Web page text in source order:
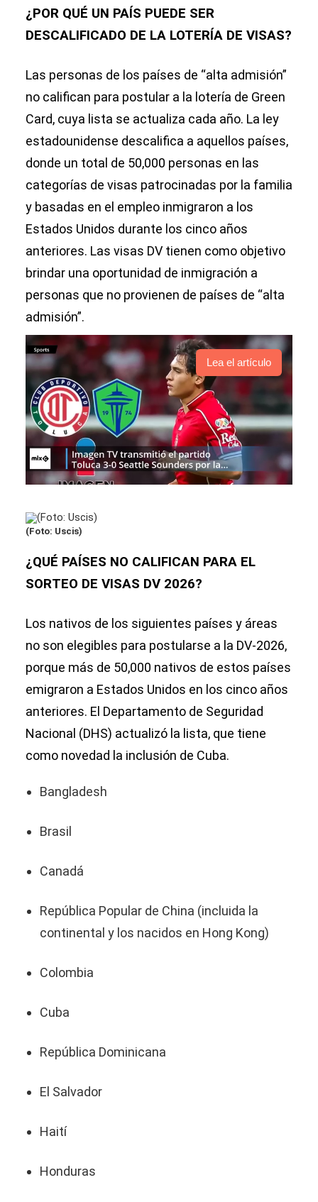
¿POR QUÉ UN PAÍS PUEDE SER
DESCALIFICADO DE LA LOTERÍA DE VISAS?
Las personas de los países de “alta admisión”
no califican para postular a la lotería de Green
Card, cuya lista se actualiza cada año. La ley
estadounidense descalifica a aquellos países,
donde un total de 50,000 personas en las
categorías de visas patrocinadas por la familia
y basadas en el empleo inmigraron a los
Estados Unidos durante los cinco años
anteriores. Las visas DV tienen como objetivo
brindar una oportunidad de inmigración a
personas que no provienen de países de “alta
admisión”.
Lea el artículo
(Foto: Uscis)
¿QUÉ PAÍSES NO CALIFICAN PARA EL
SORTEO DE VISAS DV 2026?
Los nativos de los siguientes países y áreas
no son elegibles para postularse a la DV-2026,
porque más de 50,000 nativos de estos países
emigraron a Estados Unidos en los cinco años
anteriores. El Departamento de Seguridad
Nacional (DHS) actualizó la lista, que tiene
como novedad la inclusión de Cuba.
Bangladesh
Brasil
Canadá
República Popular de China (incluida la
continental y los nacidos en Hong Kong)
Colombia
Cuba
República Dominicana
El Salvador
Haití
Honduras